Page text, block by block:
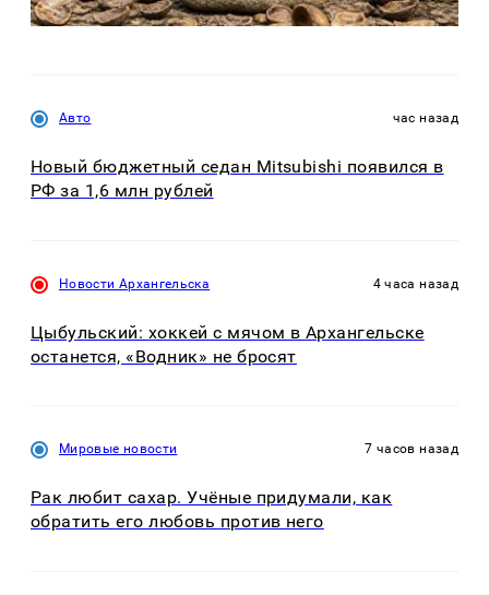
Авто час назад
Новый бюджетный седан Mitsubishi появился в
РФ за 1,6 млн рублей
Новости Архангельска 4 часа назад
Цыбульский: хоккей с мячом в Архангельске
останется, «Водник» не бросят
Мировые новости 7 часов назад
Рак любит сахар. Учёные придумали, как
обратить его любовь против него